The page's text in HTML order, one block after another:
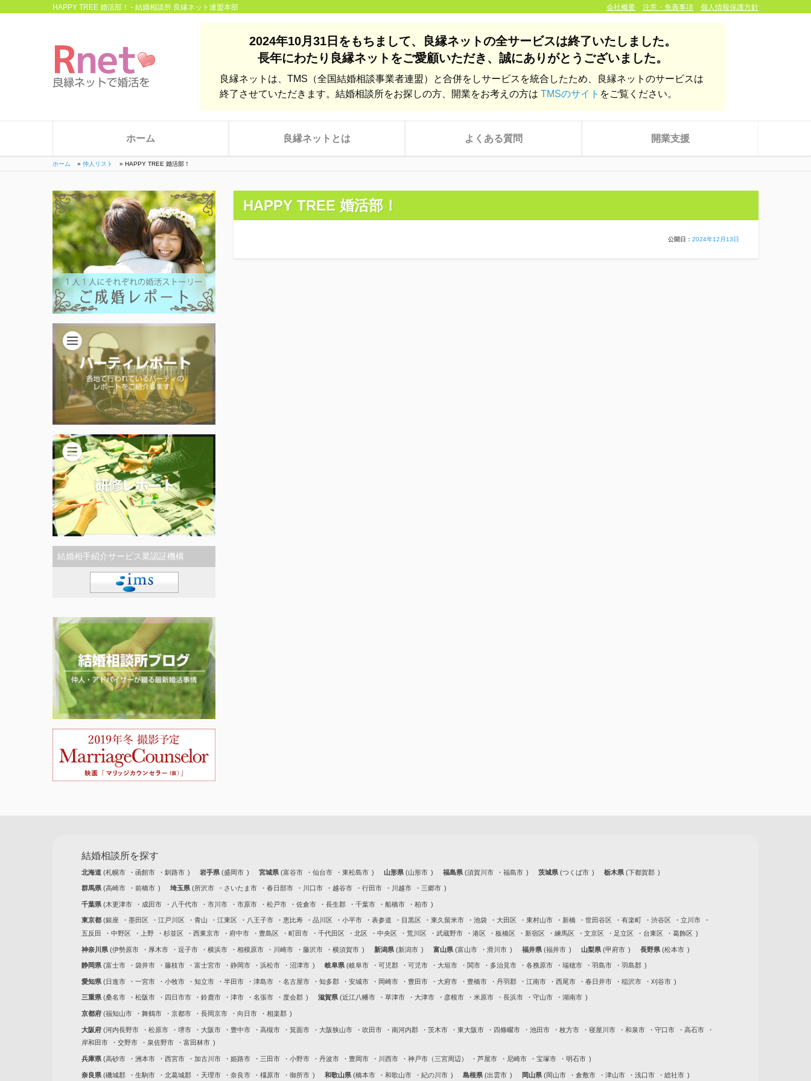
HAPPY TREE 婚活部！ - 結婚相談所 良縁ネット連盟本部 会社概要 注意・免責事項 個人情報保護方針
2024年10月31日をもちまして、
良縁ネットの全サービスは終了いたしました。
長年にわたり良縁ネットをご愛顧いただき、 誠にありがとうございました。
良縁ネットは、TMS（全国結婚相談事業者連盟）と合併をしサービスを統合したため、良縁ネットのサービスは
終了させていただきます。結婚相談所をお探しの方、開業をお考えの方は TMSのサイト をご覧ください。
ホーム 良縁ネットとは よくある質問 開業支援
ホーム » 仲人リスト » HAPPY TREE 婚活部！
結婚相手紹介サービス業認証機構
HAPPY TREE 婚活部！
公開日： 2024年12月13日
結婚相談所を探す
北海道 札幌市 函館市 釧路市 岩手県 盛岡市 宮城県 富谷市 仙台市 東松島市 山形県 山形市 福島県 須賀川市 福島市 茨城県 つくば市 栃木県 下都賀郡
群馬県 高崎市 前橋市 埼玉県 所沢市 さいたま市 春日部市 川口市 越谷市 行田市 川越市 三郷市
千葉県 木更津市 成田市 八千代市 市川市 市原市 松戸市 佐倉市 長生郡 千葉市 船橋市 柏市
東京都 銀座 墨田区 江戸川区 青山 江東区 八王子市 恵比寿 品川区 小平市 表参道 目黒区 東久留米市 池袋 大田区 東村山市 新橋 世田谷区 有楽町 渋谷区
立川市
五反田
中野区 上野 杉並区 西東京市 府中市 豊島区 町田市 千代田区 北区 中央区 荒川区 武蔵野市 港区 板橋区 新宿区 練馬区 文京区 足立区 台東区 葛飾区
神奈川県 伊勢原市 厚木市 逗子市 横浜市 相模原市 川崎市 藤沢市 横須賀市 新潟県 新潟市 富山県 富山市 滑川市 福井県 福井市 山梨県 甲府市 長野県 松本市
静岡県 富士市 袋井市 藤枝市 富士宮市 静岡市 浜松市 沼津市 岐阜県 岐阜市 可児郡 可児市 大垣市 関市 多治見市 各務原市 瑞穂市 羽島市 羽島郡
愛知県 日進市 一宮市 小牧市 知立市 半田市 津島市 名古屋市 知多郡 安城市 岡崎市 豊田市 大府市 豊橋市 丹羽郡 江南市 西尾市 春日井市 稲沢市 刈谷市
三重県 桑名市 松阪市 四日市市 鈴鹿市 津市 名張市 度会郡 滋賀県 近江八幡市 草津市 大津市 彦根市 米原市 長浜市 守山市 湖南市
京都府 福知山市 舞鶴市 京都市 長岡京市 向日市 相楽郡
大阪府 河内長野市 松原市 堺市 大阪市 豊中市 高槻市 箕面市 大阪狭山市 吹田市 南河内郡 茨木市 東大阪市 四條畷市 池田市 枚方市 寝屋川市 和泉市 守口市
高石市
岸和田市
交野市 泉佐野市 富田林市
兵庫県 高砂市 洲本市 西宮市 加古川市 姫路市 三田市 小野市 丹波市 豊岡市 川西市 神戸市（三宮周辺） 芦屋市 尼崎市 宝塚市 明石市
奈良県 磯城郡 生駒市 北葛城郡 天理市 奈良市 橿原市 御所市 和歌山県 橋本市 和歌山市 紀の川市 島根県 出雲市 岡山県 岡山市 倉敷市 津山市 浅口市 総社市